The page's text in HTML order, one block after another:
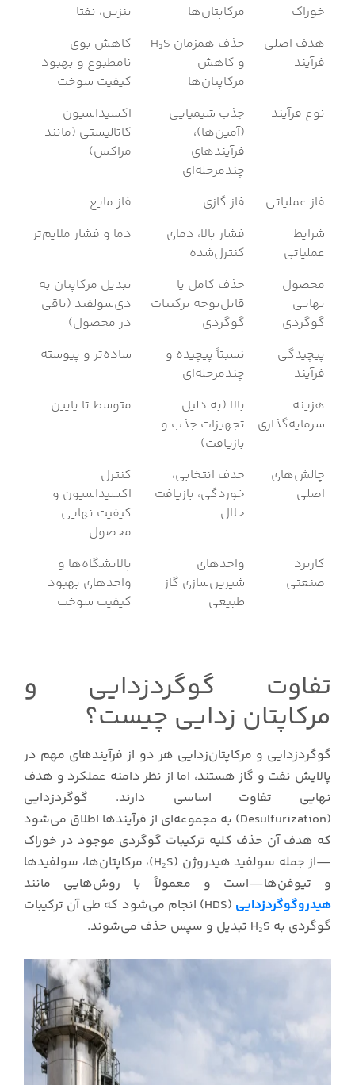
خوراک
مرکاپتان‌ها
بنزین، نفتا
هدف اصلی
فرآیند
حذف همزمان H₂S
و کاهش
مرکاپتان‌ها
کاهش بوی
نامطبوع و بهبود
کیفیت سوخت
نوع فرآیند
جذب شیمیایی
(آمین‌ها)،
فرآیندهای
چندمرحله‌ای
اکسیداسیون
کاتالیستی (مانند
مراکس)
فاز عملیاتی فاز گازی
فاز مایع
شرایط
عملیاتی
فشار بالا، دمای
کنترل‌شده
دما و فشار ملایم‌تر
محصول
نهایی
گوگردی
حذف کامل یا
قابل‌توجه ترکیبات
گوگردی
تبدیل مرکاپتان به
دی‌سولفید (باقی
در محصول)
پیچیدگی
فرآیند
نسبتاً پیچیده و
چندمرحله‌ای
ساده‌تر و پیوسته
هزینه
سرمایه‌گذاری
بالا (به دلیل
تجهیزات جذب و
بازیافت)
متوسط تا پایین
چالش‌های
اصلی
حذف انتخابی،
خوردگی، بازیافت
حلال
کنترل
اکسیداسیون و
کیفیت نهایی
محصول
کاربرد
صنعتی
واحدهای
شیرین‌سازی گاز
طبیعی
پالایشگاه‌ها و
واحدهای بهبود
کیفیت سوخت
تفاوت گوگردزدایی و
مرکاپتان زدایی چیست؟
گوگردزدایی و مرکاپتان‌زدایی هر دو از فرآیندهای مهم در
پالایش نفت و گاز هستند، اما از نظر دامنه عملکرد و هدف
نهایی تفاوت اساسی دارند. گوگردزدایی
(Desulfurization) به مجموعه‌ای از فرآیندها اطلاق می‌شود
که هدف آن حذف کلیه ترکیبات گوگردی موجود در خوراک
—از جمله سولفید هیدروژن (H₂S)، مرکاپتان‌ها، سولفیدها
و تیوفن‌ها—است و معمولاً با روش‌هایی مانند
هیدروگوگردزدایی
(HDS) انجام می‌شود که طی آن ترکیبات
گوگردی به H₂S تبدیل و سپس حذف می‌شوند.